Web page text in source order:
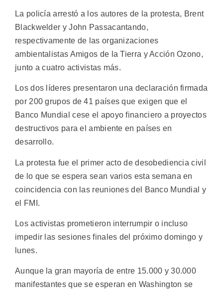
La policía arrestó a los autores de la protesta, Brent
Blackwelder y John Passacantando,
respectivamente de las organizaciones
ambientalistas Amigos de la Tierra y Acción Ozono,
junto a cuatro activistas más.
Los dos líderes presentaron una declaración firmada
por 200 grupos de 41 países que exigen que el
Banco Mundial cese el apoyo financiero a proyectos
destructivos para el ambiente en países en
desarrollo.
La protesta fue el primer acto de desobediencia civil
de lo que se espera sean varios esta semana en
coincidencia con las reuniones del Banco Mundial y
el FMI.
Los activistas prometieron interrumpir o incluso
impedir las sesiones finales del próximo domingo y
lunes.
Aunque la gran mayoría de entre 15.000 y 30.000
manifestantes que se esperan en Washington se